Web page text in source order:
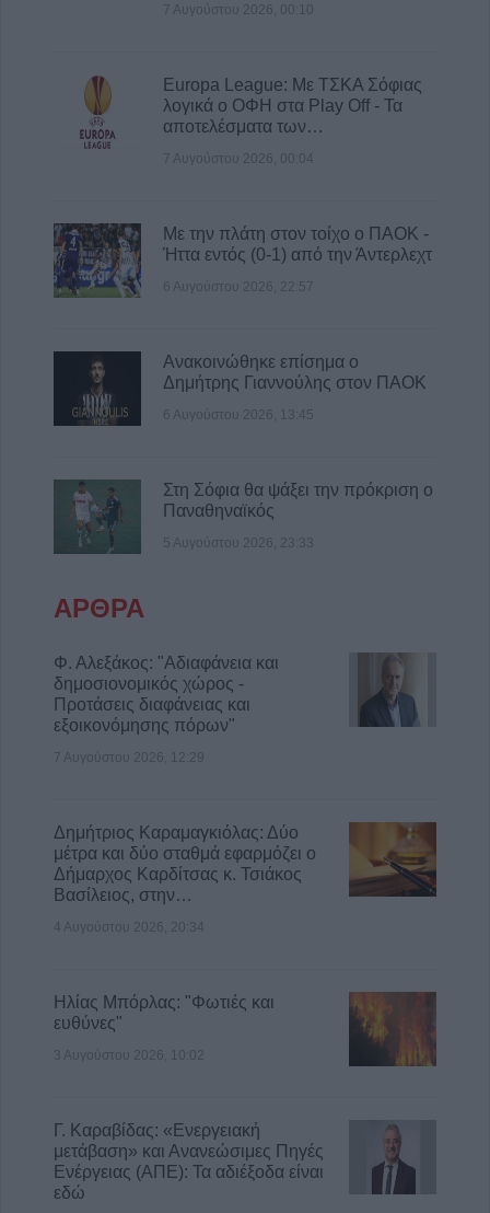
εκκρεμούσε Ευρωπαϊκό ένταλμα σύλληψης
για ανθρωποκτονίες στην Ελλάδα
7 Αυγούστου 2026, 12:50
διαφάνειας και εξοικονόμησης πόρων"
7 Αυγούστου 2026, 12:29
Μουσική βραδιά 80's και 90's στον Άγιο
Συλλήψεις στην Καρδίτσα για ρευματοκλοπή
και παραβάσεις του ΚΟΚ
την μεγάλη πυρκαγιά στη Βοιωτία - Από
δίκτυο μεταφοράς ρεύματος από αιολικό
πάρκο η έναρξη της πυρκαγιάς
Κράτησε Οκόρο και για τη νέα σεζόν ο ΑΣΚ
Εργατικό Κέντρο Καρδίτσας: "Κάτω τα χέρια
από τον πρόεδρο του Εργατικού Κέντρου
Λάρισας"
7 Αυγούστου 2026, 11:17
7 Αυγούστου 2026, 00:10
Europa League: Με ΤΣΚΑ Σόφιας
λογικά ο ΟΦΗ στα Play Off - Τα
αποτελέσματα των…
7 Αυγούστου 2026, 00:04
Με την πλάτη στον τοίχο ο ΠΑΟΚ -
Ήττα εντός (0-1) από την Άντερλεχτ
6 Αυγούστου 2026, 22:57
Ανακοινώθηκε επίσημα ο
Δημήτρης Γιαννούλης στον ΠΑΟΚ
6 Αυγούστου 2026, 13:45
Στη Σόφια θα ψάξει την πρόκριση ο
Παναθηναϊκός
5 Αυγούστου 2026, 23:33
ΑΡΘΡΑ
Φ. Αλεξάκος: "Αδιαφάνεια και
δημοσιονομικός χώρος -
Προτάσεις διαφάνειας και
εξοικονόμησης πόρων"
7 Αυγούστου 2026, 12:29
Δημήτριος Καραμαγκιόλας: Δύο
μέτρα και δύο σταθμά εφαρμόζει ο
Δήμαρχος Καρδίτσας κ. Τσιάκος
Βασίλειος, στην…
4 Αυγούστου 2026, 20:34
Ηλίας Μπόρλας: "Φωτιές και
ευθύνες"
3 Αυγούστου 2026, 10:02
Γ. Καραβίδας: «Ενεργειακή
μετάβαση» και Ανανεώσιμες Πηγές
Ενέργειας (ΑΠΕ): Τα αδιέξοδα είναι
εδώ